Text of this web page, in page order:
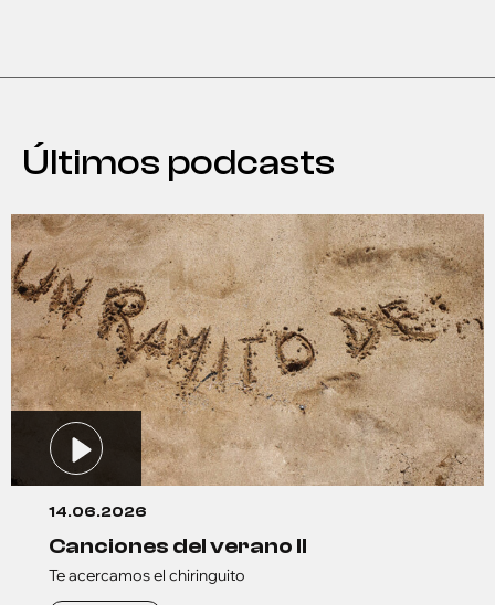
Últimos podcasts
14.06.2026
canciones del verano ll
Te acercamos el chiringuito